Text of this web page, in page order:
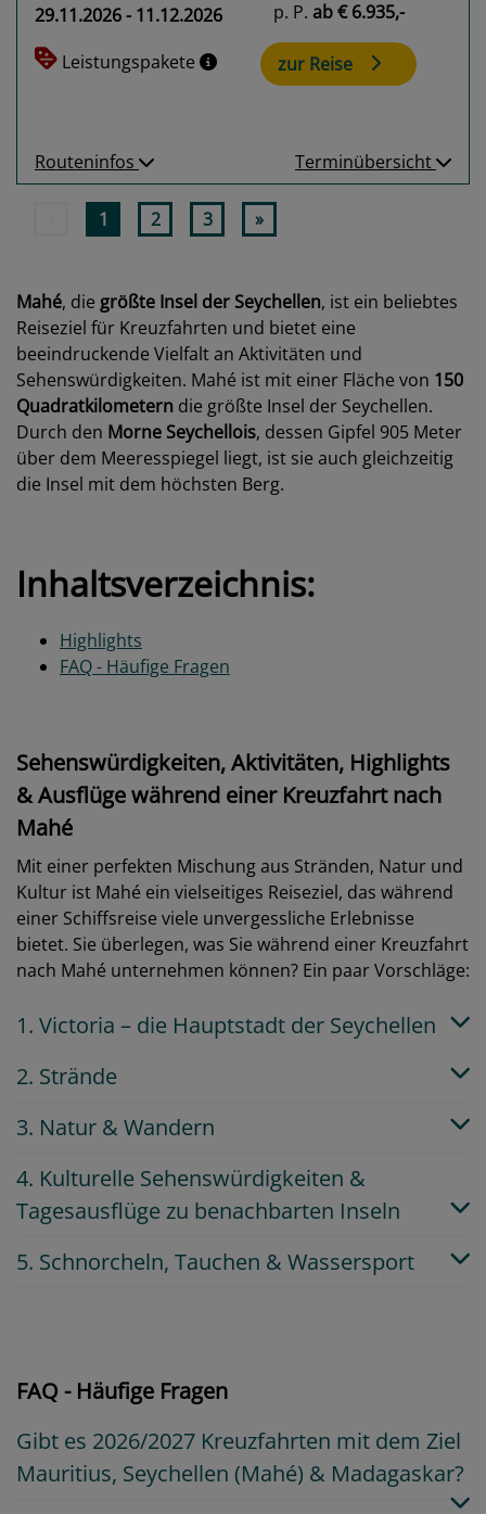
29.11.2026 - 11.12.2026
Leistungspakete
p. P. ab€ 6.935,-
zur Reise
Routeninfos Terminübersicht
1 2 3 »
Mahé, die größte Insel der Seychellen, ist ein beliebtes
Reiseziel für Kreuzfahrten und bietet eine
beeindruckende Vielfalt an Aktivitäten und
Sehenswürdigkeiten. Mahé ist mit einer Fläche von 150
Quadratkilometern die größte Insel der Seychellen.
Durch den Morne Seychellois, dessen Gipfel 905 Meter
über dem Meeresspiegel liegt, ist sie auch gleichzeitig
die Insel mit dem höchsten Berg.
Inhaltsverzeichnis:
Highlights
FAQ - Häufige Fragen
Sehenswürdigkeiten, Aktivitäten, Highlights
& Ausflüge während einer Kreuzfahrt nach
Mahé
Mit einer perfekten Mischung aus Stränden, Natur und
Kultur ist Mahé ein vielseitiges Reiseziel, das während
einer Schiffsreise viele unvergessliche Erlebnisse
bietet. Sie überlegen, was Sie während einer Kreuzfahrt
nach Mahé unternehmen können? Ein paar Vorschläge:
1. Victoria – die Hauptstadt der Seychellen
2. Strände
3. Natur & Wandern
4. Kulturelle Sehenswürdigkeiten &
Tagesausflüge zu benachbarten Inseln
5. Schnorcheln, Tauchen & Wassersport
FAQ - Häufige Fragen
Gibt es 2026/2027 Kreuzfahrten mit dem Ziel
Mauritius, Seychellen (Mahé) & Madagaskar?